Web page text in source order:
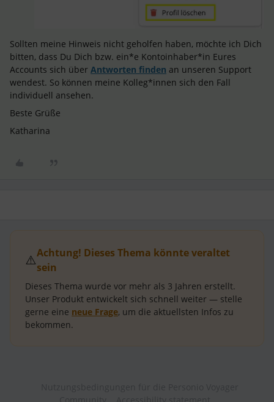
Sollten meine Hinweis nicht geholfen haben, möchte ich Dich
bitten, dass Du Dich bzw. ein*e Kontoinhaber*in Eures
Accounts sich über Antworten finden an unseren Support
wendest. So können meine Kolleg*innen sich den Fall
individuell ansehen.
Beste Grüße
Katharina
⚠️Achtung! Dieses Thema könnte veraltet
sein
Dieses Thema wurde vor mehr als 3 Jahren erstellt.
Unser Produkt entwickelt sich schnell weiter — stelle
gerne eine neue Frage, um die aktuellsten Infos zu
bekommen.